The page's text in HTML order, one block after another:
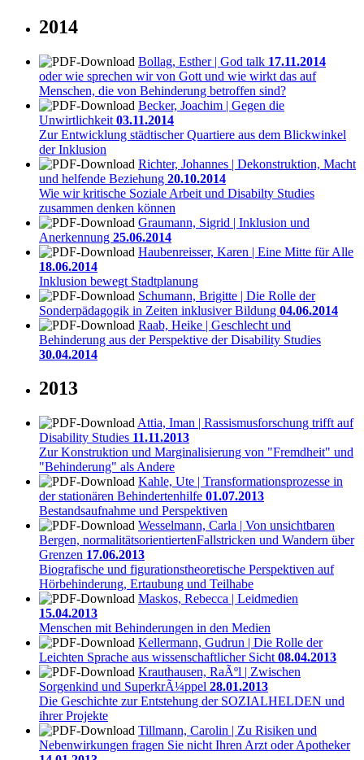
2014
Bollag, Esther | God talk 17.11.2014
oder wie sprechen wir von Gott und wie wirkt das auf
Menschen, die von Behinderung betroffen sind?
Becker, Joachim | Gegen die
Unwirtlichkeit 03.11.2014
Zur Entwicklung städtischer Quartiere aus dem Blickwinkel
der Inklusion
Richter, Johannes | Dekonstruktion, Macht
und helfende Beziehung 20.10.2014
Wie wir kritische Soziale Arbeit und Disabilty Studies
zusammen denken können
Graumann, Sigrid | Inklusion und
Anerkennung 25.06.2014
Haubenreisser, Karen | Eine Mitte für Alle
18.06.2014
Inklusion bewegt Stadtplanung
Schumann, Brigitte | Die Rolle der
Sonderpädagogik in Zeiten inklusiver Bildung 04.06.2014
Raab, Heike | Geschlecht und
Behinderung aus der Perspektive der Disability Studies
30.04.2014
2013
Attia, Iman | Rassismusforschung trifft auf
Disability Studies 11.11.2013
Zur Konstruktion und Marginalisierung von "Fremdheit" und
"Behinderung" als Andere
Kahle, Ute | Transformationsprozesse in
der stationären Behindertenhilfe 01.07.2013
Bestandsaufnahme und Perspektiven
Wesselmann, Carla | Von unsichtbaren
Bergen, normalitätsorientiertenFallstricken und Wandern über
Grenzen 17.06.2013
Biografische und figurationstheoretische Perspektiven auf
Hörbehinderung, Ertaubung und Teilhabe
Maskos, Rebecca | Leidmedien
15.04.2013
Menschen mit Behinderungen in den Medien
Kellermann, Gudrun | Die Rolle der
Leichten Sprache aus wissenschaftlicher Sicht 08.04.2013
Krauthausen, RaÃºl | Zwischen
Sorgenkind und SuperkrÃ¼ppel 28.01.2013
Die Geschichte zur Entstehung der SOZIALHELDEN und
ihrer Projekte
Tillmann, Carolin | Zu Risiken und
Nebenwirkungen fragen Sie nicht Ihren Arzt oder Apotheker